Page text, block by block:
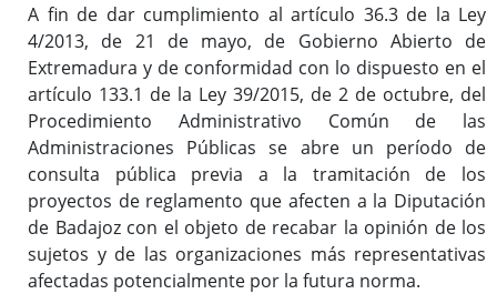
Inicio
A fin de dar cumplimiento al artículo 36.3 de la Ley
4/2013, de 21 de mayo, de Gobierno Abierto de
Extremadura y de conformidad con lo dispuesto en el
artículo 133.1 de la Ley 39/2015, de 2 de octubre, del
Procedimiento Administrativo Común de las
Administraciones Públicas se abre un período de
consulta pública previa a la tramitación de los
proyectos de reglamento que afecten a la Diputación
de Badajoz con el objeto de recabar la opinión de los
sujetos y de las organizaciones más representativas
afectadas potencialmente por la futura norma.